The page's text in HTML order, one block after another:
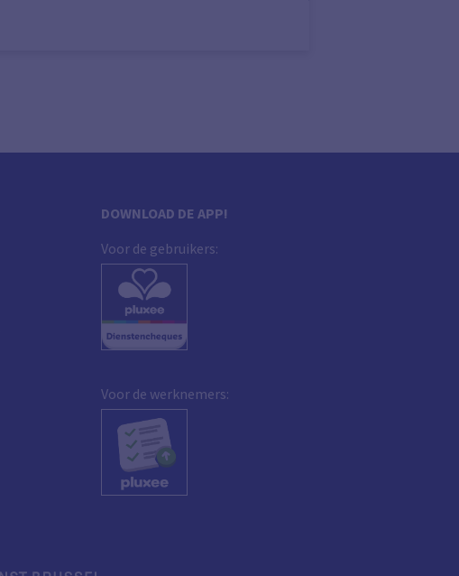
DOWNLOAD DE APP!
Voor de gebruikers:
Voor de werknemers: